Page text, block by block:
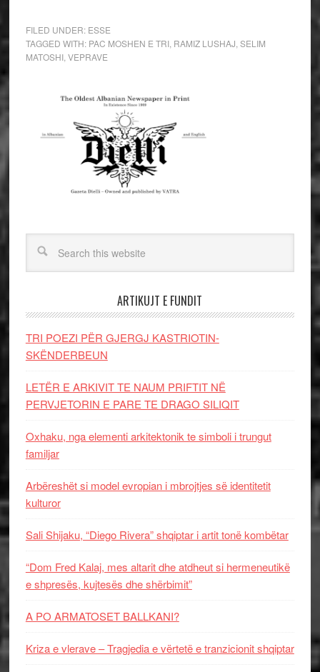
FILED UNDER: ESSE
TAGGED WITH: PAC MOSHEN E TRI, RAMIZ LUSHAJ SELIM
MATOSHI, VEPRAVE
ARTIKUJT E FUNDIT
TRI POEZI PËR GJERGJ KASTRIOTIN-
SKËNDERBEUN
LETËR E ARKIVIT TE NAUM PRIFTIT NË
PERVJETORIN E PARE TE DRAGO SILIQIT
Oxhaku, nga elementi arkitektonik te simboli i trungut
familjar
Arbëreshët si model evropian i mbrojtjes së identitetit
kulturor
Sali Shijaku, “Diego Rivera” shqiptar i artit tonë kombëtar
“Dom Fred Kalaj, mes altarit dhe atdheut si hermeneutikë
e shpresës, kujtesës dhe shërbimit”
A PO ARMATOSET BALLKANI?
Kriza e vlerave – Tragjedia e vërtetë e tranzicionit shqiptar